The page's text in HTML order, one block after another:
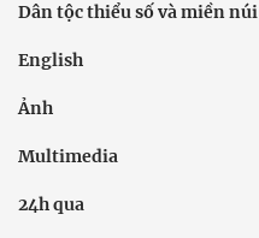
Dân tộc thiểu số và miền núi
English
Ảnh
Multimedia
24h qua